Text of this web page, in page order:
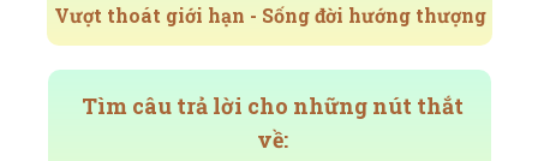
Vượt thoát giới hạn - Sống đời hướng thượng
Tìm câu trả lời cho những nút thắt
về: